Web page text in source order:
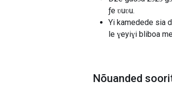
ƒe ʋuʋu.
Yi kamedede sia
le ɣeyiɣi bliboa
Nõuanded